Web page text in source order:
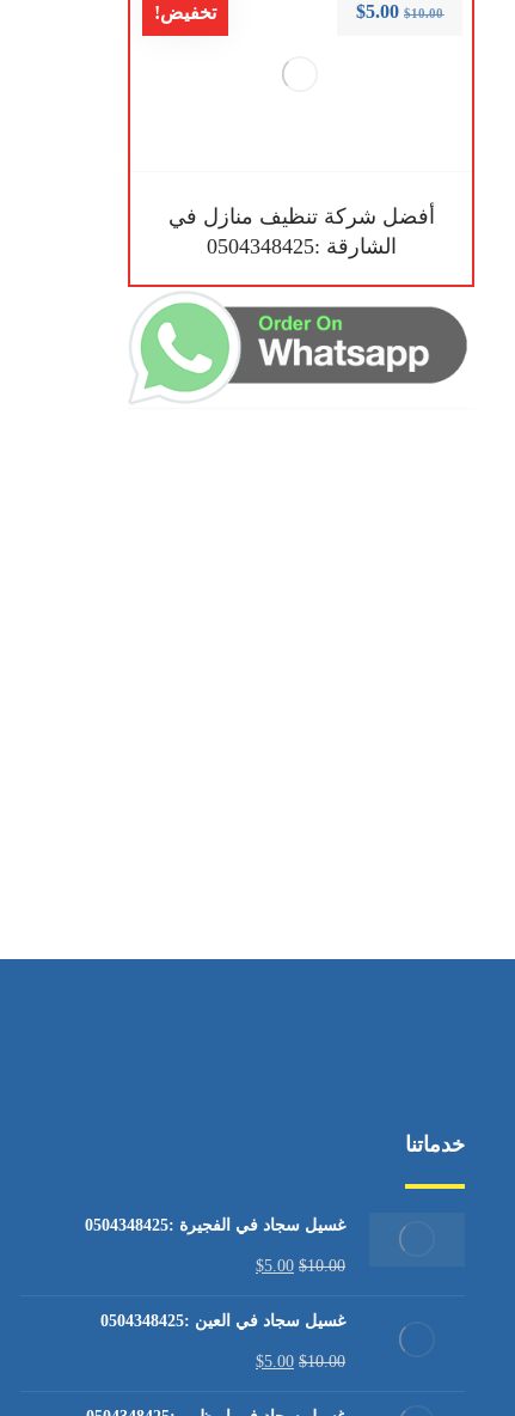
تخفيض!
أفضل شركة تنظيف منازل في
الشارقة :0504348425
$10.00
$5.00
خدماتنا
غسيل سجاد في الفجيرة :0504348425
$10.00
$5.00
غسيل سجاد في العين :0504348425
$10.00
$5.00